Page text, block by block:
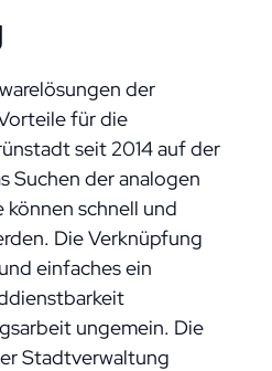
der
für die
seit 2014 auf der
Suchen der analogen
schnell und
Die Verknüpfung
einfaches ein
ungemein. Die
Stadtverwaltung